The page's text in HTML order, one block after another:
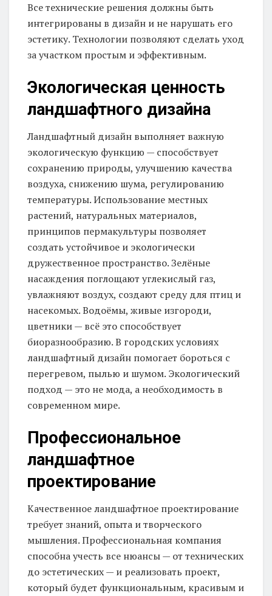
Все технические решения должны быть
интегрированы в дизайн и не нарушать его
эстетику. Технологии позволяют сделать уход
за участком простым и эффективным.
Экологическая ценность
ландшафтного дизайна
Ландшафтный дизайн выполняет важную
экологическую функцию — способствует
сохранению природы, улучшению качества
воздуха, снижению шума, регулированию
температуры. Использование местных
растений, натуральных материалов,
принципов пермакультуры позволяет
создать устойчивое и экологически
дружественное пространство. Зелёные
насаждения поглощают углекислый газ,
увлажняют воздух, создают среду для птиц и
насекомых. Водоёмы, живые изгороди,
цветники — всё это способствует
биоразнообразию. В городских условиях
ландшафтный дизайн помогает бороться с
перегревом, пылью и шумом. Экологический
подход — это не мода, а необходимость в
современном мире.
Профессиональное
ландшафтное
проектирование
Качественное ландшафтное проектирование
требует знаний, опыта и творческого
мышления. Профессиональная компания
способна учесть все нюансы — от технических
до эстетических — и реализовать проект,
который будет функциональным, красивым и